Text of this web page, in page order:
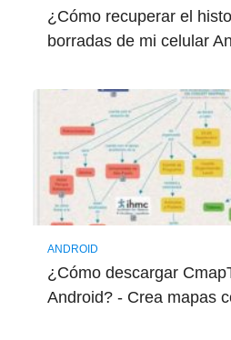
¿Cómo recuperar el
borradas de mi celular
ANDROID
¿Cómo descargar
Android? - Crea mapas